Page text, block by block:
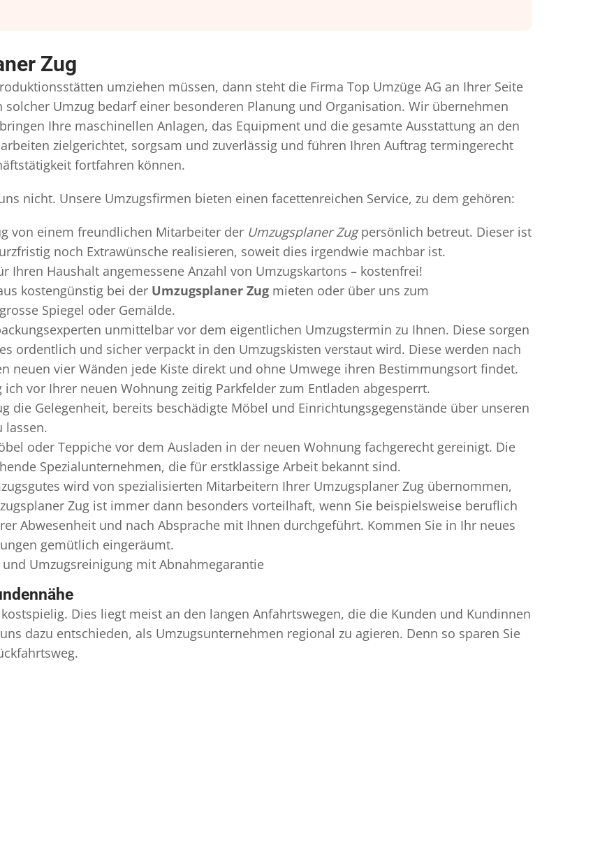
Zug
umziehen müssen, dann steht die Firma Top Umzüge AG an Ihrer Seite
Umzug bedarf einer besonderen Planung und Organisation. Wir übernehmen
Ihre maschinellen Anlagen, das Equipment und die gesamte Ausstattung an den
zielgerichtet, sorgsam und zuverlässig und führen Ihren Auftrag termingerecht
fortfahren können.
nicht. Unsere Umzugsfirmen bieten einen facettenreichen Service, zu dem gehören:
von einem freundlichen Mitarbeiter der Umzugsplaner Zugpersönlich betreut. Dieser ist
noch Extrawünsche realisieren, soweit dies irgendwie machbar ist.
Ihren Haushalt angemessene Anzahl von Umzugskartons – kostenfrei!
kostengünstig bei der Umzugsplaner Zug mieten oder über uns zum
Spiegel oder Gemälde.
unmittelbar vor dem eigentlichen Umzugstermin zu Ihnen. Diese sorgen
ordentlich und sicher verpackt in den Umzugskisten verstaut wird. Diese werden nach
neuen vier Wänden jede Kiste direkt und ohne Umwege ihren Bestimmungsort findet.
vor Ihrer neuen Wohnung zeitig Parkfelder zum Entladen abgesperrt.
die Gelegenheit, bereits beschädigte Möbel und Einrichtungsgegenstände über unseren
lassen.
oder Teppiche vor dem Ausladen in der neuen Wohnung fachgerecht gereinigt. Die
Spezialunternehmen, die für erstklassige Arbeit bekannt sind.
wird von spezialisierten Mitarbeitern Ihrer Umzugsplaner Zug übernommen,
Zug ist immer dann besonders vorteilhaft, wenn Sie beispielsweise beruflich
Abwesenheit und nach Absprache mit Ihnen durchgeführt. Kommen Sie in Ihr neues
gemütlich eingeräumt.
Umzugsreinigung mit Abnahmegarantie
Dies liegt meist an den langen Anfahrtswegen, die die Kunden und Kundinnen
dazu entschieden, als Umzugsunternehmen regional zu agieren. Denn so sparen Sie